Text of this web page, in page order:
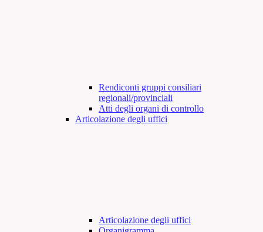
Rendiconti gruppi consiliari
regionali/provinciali
Atti degli organi di controllo
Articolazione degli uffici
Articolazione degli uffici